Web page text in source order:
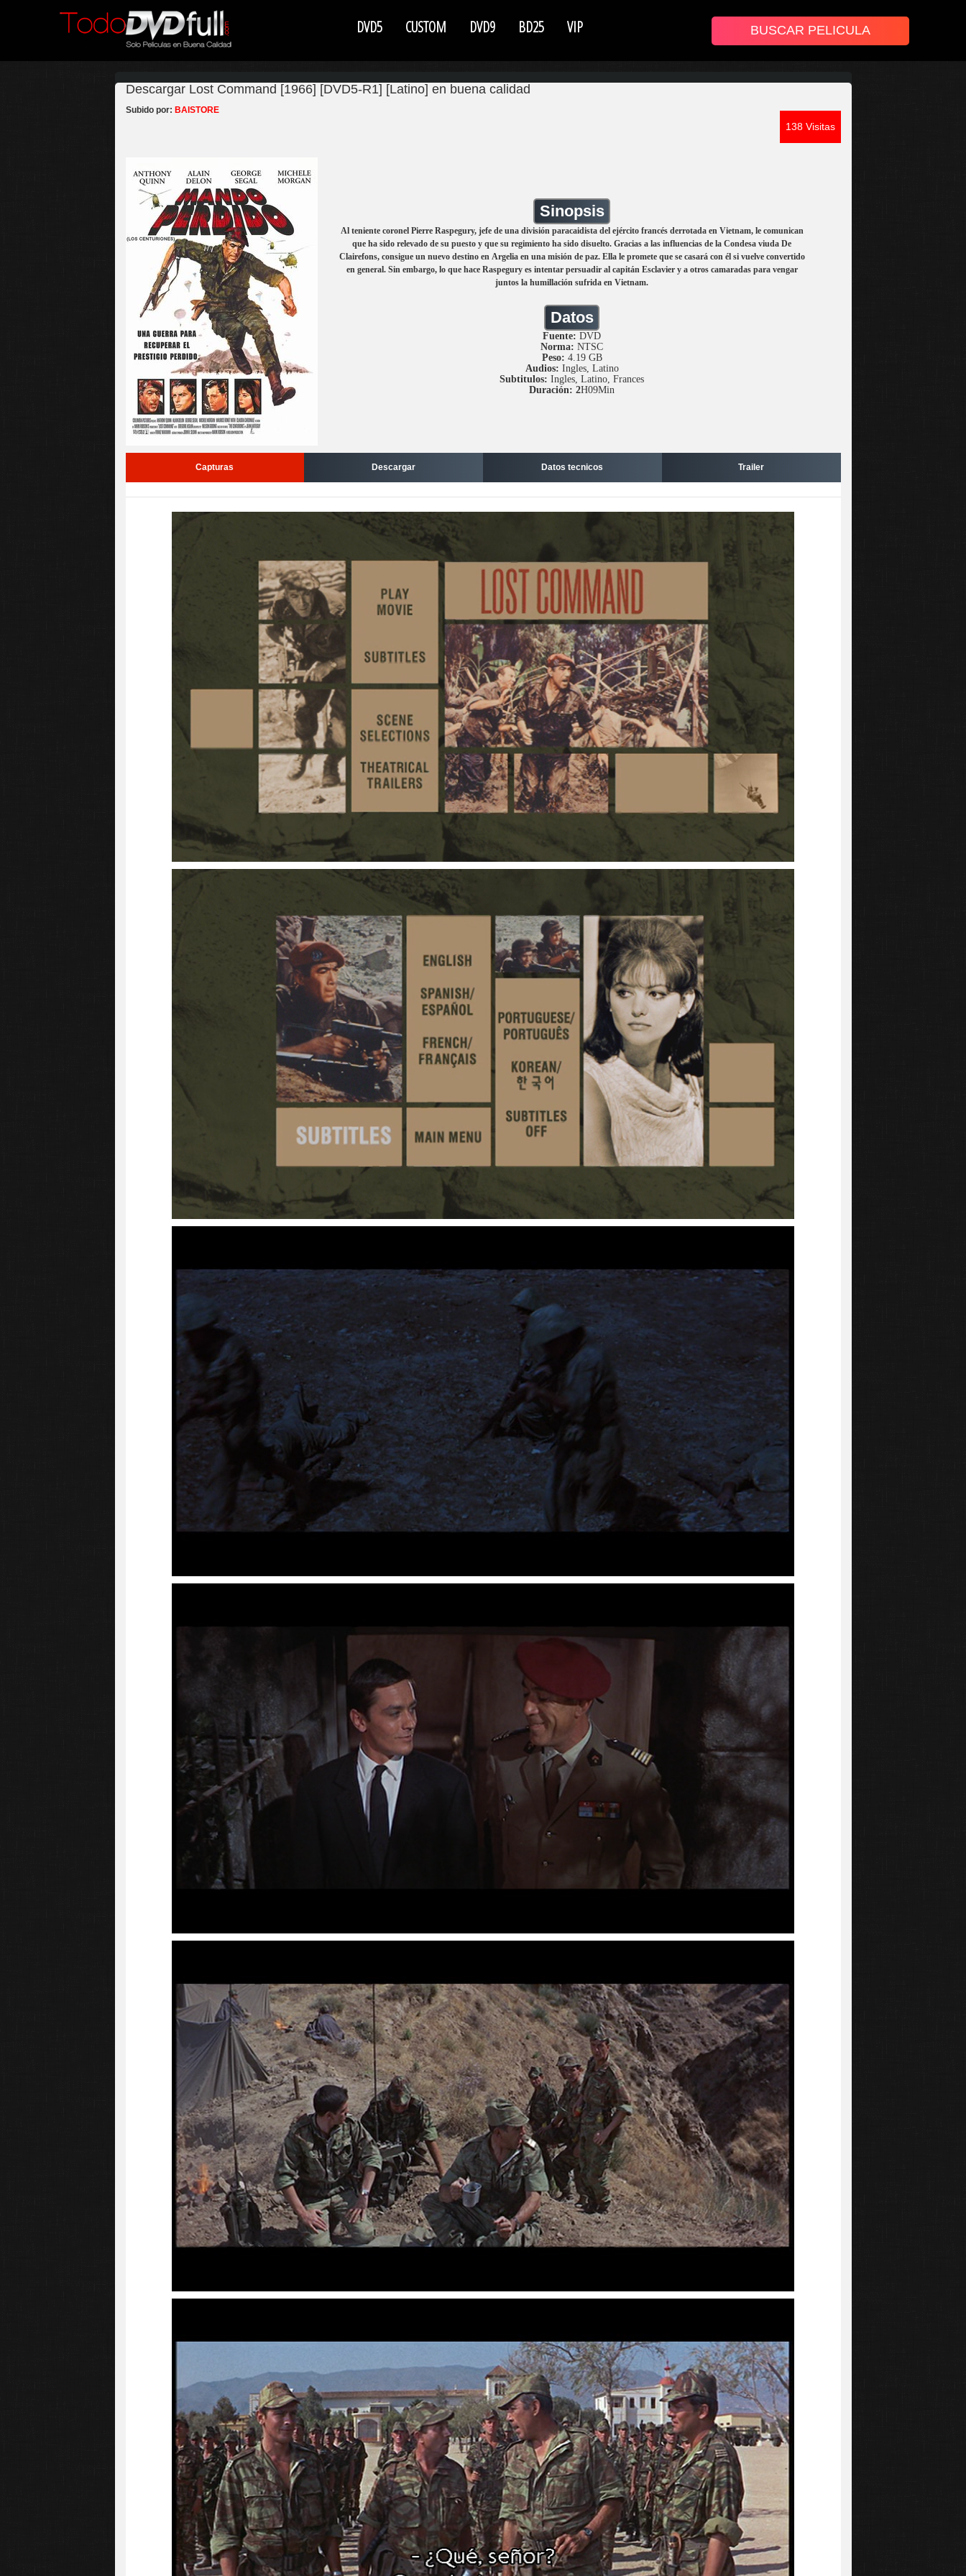
DVD5 CUSTOM DVD9 BD25 VIP
Descargar Lost Command [1966] [DVD5-R1] [Latino] en buena calidad
138 Visitas
Subido por: BAISTORE
Sinopsis
Al teniente coronel Pierre Raspegury, jefe de una división paracaidista del ejército francés derrotada en Vietnam, le comunican
que ha sido relevado de su puesto y que su regimiento ha sido disuelto. Gracias a las influencias de la Condesa viuda De
Clairefons, consigue un nuevo destino en Argelia en una misión de paz. Ella le promete que se casará con él si vuelve convertido
en general. Sin embargo, lo que hace Raspegury es intentar persuadir al capitán Esclavier y a otros camaradas para vengar
juntos la humillación sufrida en Vietnam.
Datos
Fuente: DVD
Norma: NTSC
Peso: 4.19 GB
Audios: Ingles, Latino
Subtitulos: Ingles, Latino, Frances
Duración: 2H09Min
Capturas Descargar Datos tecnicos Trailer